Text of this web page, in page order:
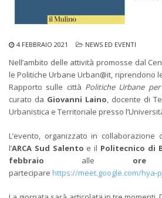
4 FEBBRAIO 2021 NEWS ED EVENTI
Nell’ambito delle attività promosse dal
le Politiche Urbane Urban@it, riprendono
Rapporto sulle città Politiche Urbane
curato da Giovanni Laino , docente di
Urbanistica e Territoriale presso
L’evento, organizzato in collaborazione
l’ARCA Sud Salento e il Politecnico di
febbraio alle ore
partecipare https://meet.google.com/hya-